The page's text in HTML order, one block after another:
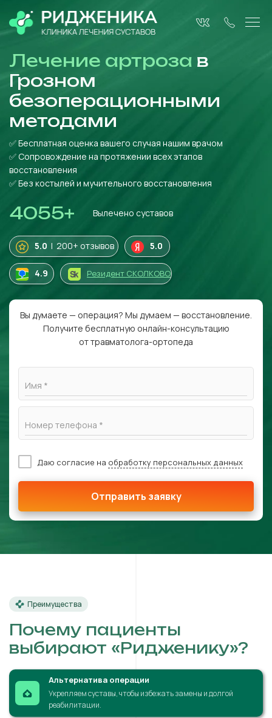
Лечение артроза в
Грозном
безоперационными
методами
✅ Бесплатная оценка вашего случая нашим врачом
✅ Сопровождение на протяжении всех этапов
восстановления
✅ Без костылей и мучительного восстановления
4055+ Вылечено суставов
5.0 | 200+ отзывов 5.0
4.9 Резидент СКОЛКОВО
Вы думаете — операция? Мы думаем — восстановление.
Получите бесплатную онлайн-консультацию
от травматолога-ортопеда
Имя *
Номер телефона *
Даю согласие на обработку персональных данных
Отправить заявку
Преимущества
Почему пациенты
выбирают «Ридженику»?
Альтернатива операции
Укрепляем суставы, чтобы избежать замены и долгой
реабилитации.